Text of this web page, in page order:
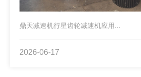
鼎天减速机行星齿轮减速机应用...
2026-06-17